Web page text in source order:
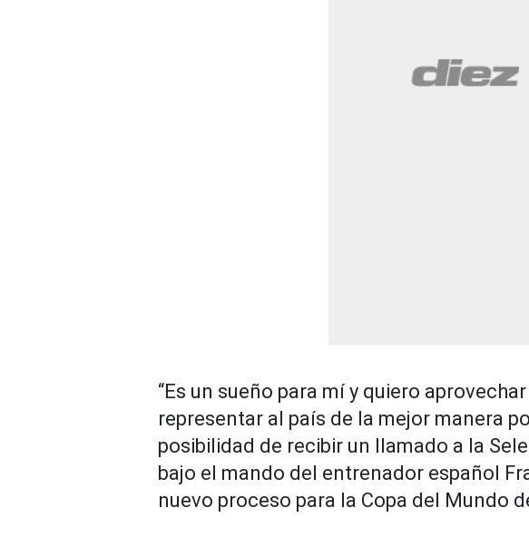
“Es un sueño para mí y quiero
representar al país de la mejor manera
posibilidad de recibir un llamado a la
bajo el mando del entrenador español
nuevo proceso para la Copa del Mundo